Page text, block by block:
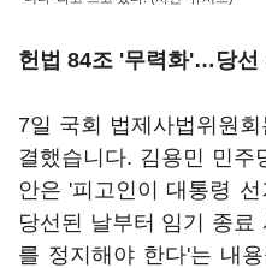
헌법 84조 '무력화'…당선
7일 국회 법제사법위원
결했습니다. 김용민 민주
안은 '피고인이 대통령
당선된 날부터 임기 종
를 정지해야 한다'는 내